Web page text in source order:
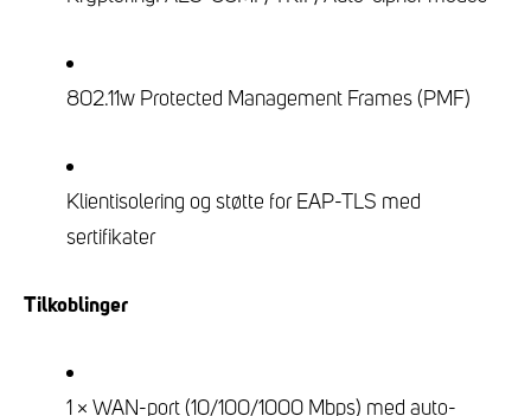
802.11w Protected Management Frames (PMF)
Klientisolering og støtte for EAP-TLS med
sertifikater
Tilkoblinger
1 × WAN-port (10/100/1000 Mbps) med auto-